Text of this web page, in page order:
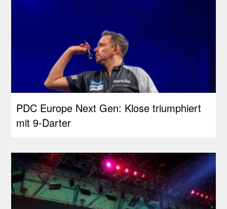
PDC Europe Next Gen: Klose triumphiert
mit 9-Darter